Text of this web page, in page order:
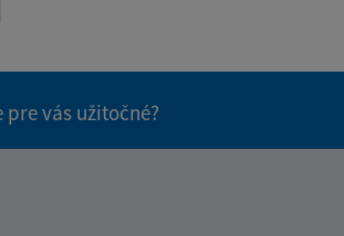
vás užitočné?